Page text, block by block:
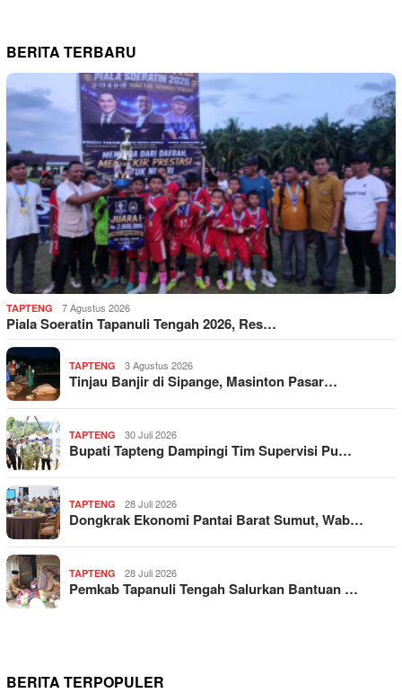
BERITA TERBARU
TAPTENG 7 Agustus 2026
Piala Soeratin Tapanuli Tengah 2026, Res…
TAPTENG 3 Agustus 2026
Tinjau Banjir di Sipange, Masinton Pasar…
TAPTENG 30 Juli 2026
Bupati Tapteng Dampingi Tim Supervisi Pu…
TAPTENG 28 Juli 2026
Dongkrak Ekonomi Pantai Barat Sumut, Wab…
TAPTENG 28 Juli 2026
Pemkab Tapanuli Tengah Salurkan Bantuan …
BERITA TERPOPULER